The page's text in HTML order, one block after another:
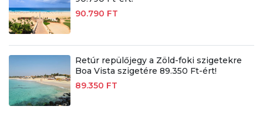
90.790 FT
Retúr repülőjegy a Zöld-foki szigetekre
Boa Vista szigetére 89.350 Ft-ért!
89.350 FT